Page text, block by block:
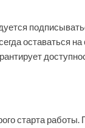
оставаться на
старта